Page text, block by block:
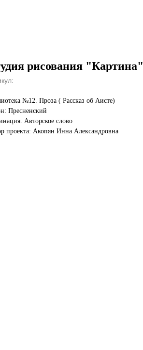
рисования "Картина"
№12. Проза ( Рассказ об Аисте)
Пресненский
Авторское слово
проекта: Акопян Инна Александровна